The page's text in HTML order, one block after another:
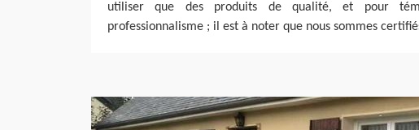
utiliser que des produits de qualité, et pour
professionnalisme ; il est à noter que nous sommes